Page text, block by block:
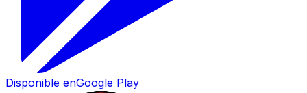
Disponible enGoogle Play